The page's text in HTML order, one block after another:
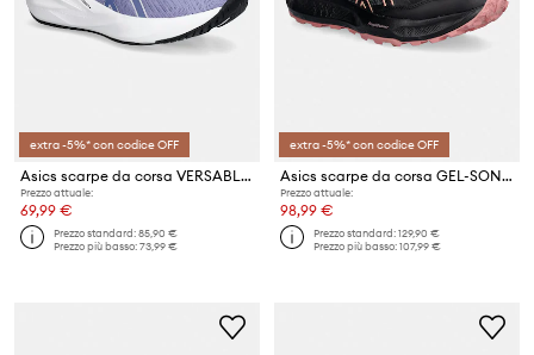
extra -5%* con codice OFF
Asics scarpe da corsa VERSABLAST 4
Prezzo attuale:
69,99 €
Prezzo standard:85,90 €
Prezzo più basso:73,99 €
extra -5%* con codice OFF
Asics scarpe da corsa GEL-SONOMA 8 GTX
Prezzo attuale:
98,99 €
Prezzo standard:129,90 €
Prezzo più basso:107,99 €